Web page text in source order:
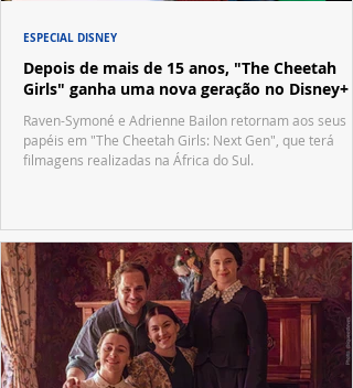
Depois de mais de 15 anos, "The Cheetah
Girls" ganha uma nova geração no Disney+
Raven-Symoné e Adrienne Bailon retornam aos seus
papéis em "The Cheetah Girls: Next Gen", que terá
filmagens realizadas na África do Sul.
ESPECIAL DISNEY